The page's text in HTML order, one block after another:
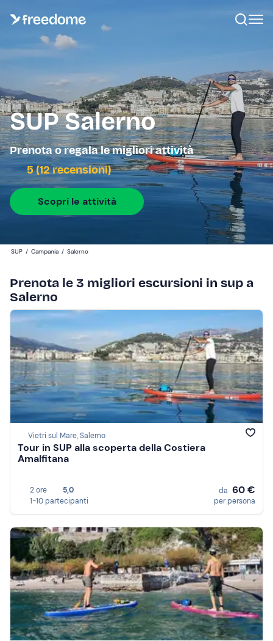
SUP Salerno
Prenota o regala le migliori attività
5 (12 recensioni)
Scopri le attività
SUP / Campania / Salerno
Prenota le 3 migliori escursioni in sup a
Salerno
Vietri sul Mare, Salerno
Tour in SUP alla scoperta della Costiera
Amalfitana
2 ore
5,0
1-10 partecipanti
da 60 €
per persona